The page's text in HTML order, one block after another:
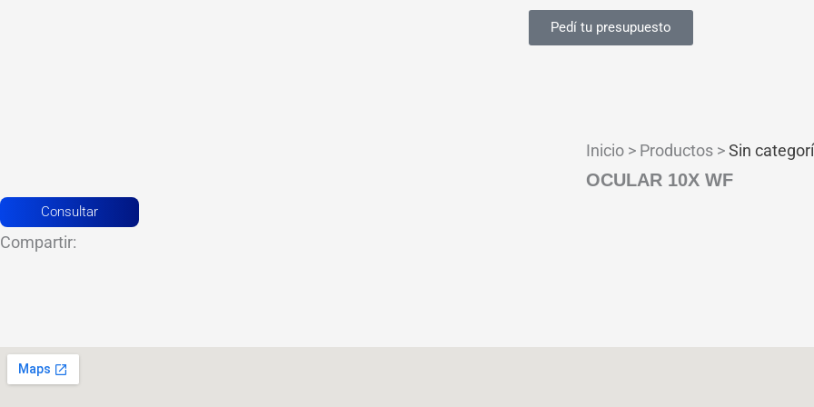
Pedí tu presupuesto
Inicio > Productos >Sin
OCULAR 10X WF
Consultar
Compartir: